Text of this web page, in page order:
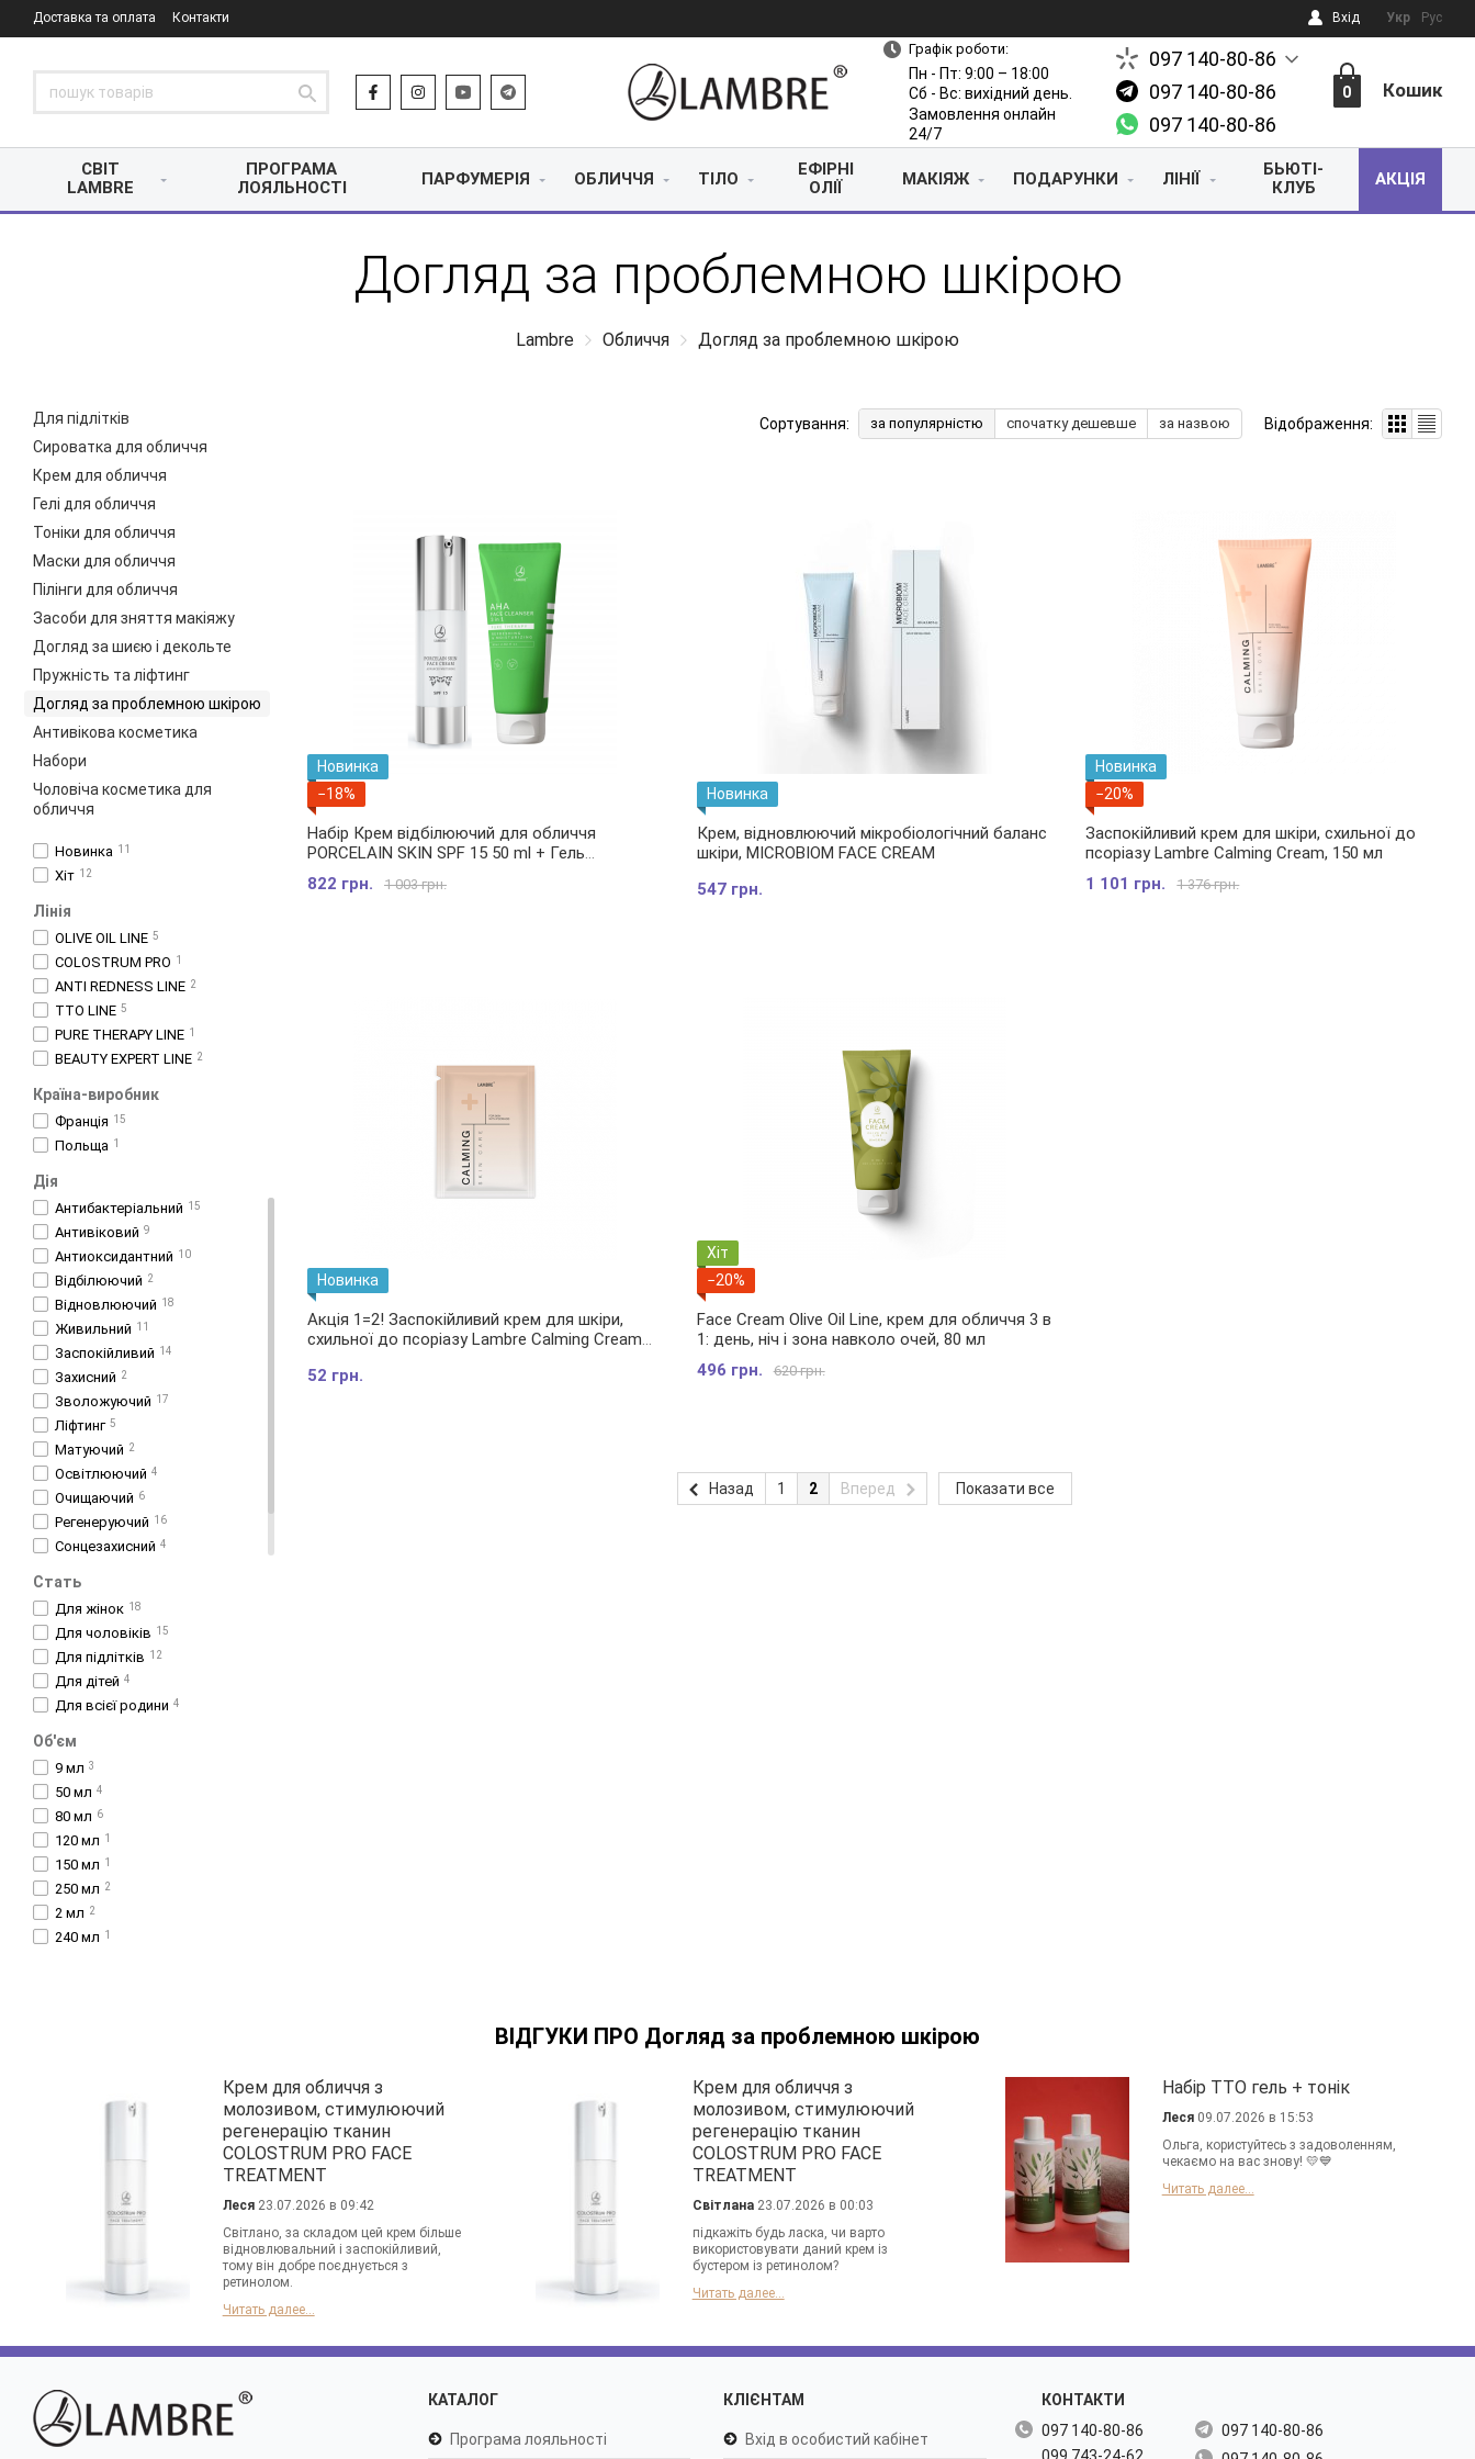
Доставка та оплата Контакти Вхід Укр Рус
Графік роботи:
Пн - Пт: 9:00 – 18:00
Сб - Вс: вихідний день.
Замовлення онлайн
24/7
097 140-80-86
097 140-80-86
097 140-80-86
0 Кошик
СВІТ
LAMBRE
ПРОГРАМА
ЛОЯЛЬНОСТІ
ПАРФУМЕРІЯ ОБЛИЧЧЯ ТІЛО
ЕФІРНІ
ОЛІЇ
МАКІЯЖ ПОДАРУНКИ ЛІНІЇ
БЬЮТІ-
КЛУБ
АКЦІЯ
Догляд за проблемною шкірою
Lambre Обличчя Догляд за проблемною шкірою
Сортування: за популярністю спочатку дешевше за назвою Відображення:
Новинка
−18%
Набір Крем відбілюючий для обличчя
PORCELAIN SKIN SPF 15 50 ml + Гель
очищуючий для обличчя з АНА-кислотами 3
в 1 PURE THERAPY FACE CLEANSER 3 IN 1 80
1 003 грн.
822 грн.
Новинка
Крем, відновлюючий мікробіологічний баланс
шкіри, MICROBIOM FACE CREAM
547 грн.
Новинка
−20%
Заспокійливий крем для шкіри, схильної до
псоріазу Lambre Calming Cream, 150 мл
1 376 грн.
1 101 грн.
Новинка
Акція 1=2! Заспокійливий крем для шкіри,
схильної до псоріазу Lambre Calming Cream
52 грн.
Хіт
−20%
Face Cream Olive Oil Line, крем для обличчя 3 в
1: день, ніч і зона навколо очей, 80 мл
620 грн.
496 грн.
Назад 1 2 Вперед Показати все
Для підлітків
Сироватка для обличчя
Крем для обличчя
Гелі для обличчя
Тоніки для обличчя
Маски для обличчя
Пілінги для обличчя
Засоби для зняття макіяжу
Догляд за шиєю і декольте
Пружність та ліфтинг
Догляд за проблемною шкірою
Антивікова косметика
Набори
Чоловіча косметика для
обличчя
Новинка 11
Хіт 12
Лінія
OLIVE OIL LINE 5
COLOSTRUM PRO 1
ANTI REDNESS LINE 2
TTO LINE 5
PURE THERAPY LINE 1
BEAUTY EXPERT LINE 2
Країна-виробник
Франція 15
Польща 1
Дія
Антибактеріальний 15
Антивіковий 9
Антиоксидантний 10
Відбілюючий 2
Відновлюючий 18
Живильний 11
Заспокійливий 14
Захисний 2
Зволожуючий 17
Ліфтинг 5
Матуючий 2
Освітлюючий 4
Очищаючий 6
Регенеруючий 16
Сонцезахисний 4
Стать
Для жінок 18
Для чоловіків 15
Для підлітків 12
Для дітей 4
Для всієї родини 4
Об'єм
9 мл 3
50 мл 4
80 мл 6
120 мл 1
150 мл 1
250 мл 2
2 мл 2
240 мл 1
ВІДГУКИ ПРО Догляд за проблемною шкірою
Крем для обличчя з
молозивом, стимулюючий
регенерацію тканин
COLOSTRUM PRO FACE
TREATMENT
Леся23.07.2026 в 09:42
Світлано, за складом цей крем більше
відновлювальний і заспокійливий,
тому він добре поєднується з
ретинолом.
Читать далее...
Крем для обличчя з
молозивом, стимулюючий
регенерацію тканин
COLOSTRUM PRO FACE
TREATMENT
Світлана23.07.2026 в 00:03
підкажіть будь ласка, чи варто
використовувати даний крем із
бустером із ретинолом?
Читать далее...
Набір TTO гель + тонік
Леся09.07.2026 в 15:53
Ольга, користуйтесь з задоволенням,
чекаємо на вас знову! 💛💙
Читать далее...
КАТАЛОГ
Програма лояльності
КЛІЄНТАМ
Вхід в особистий кабінет
КОНТАКТИ
097 140-80-86
097 140-80-86